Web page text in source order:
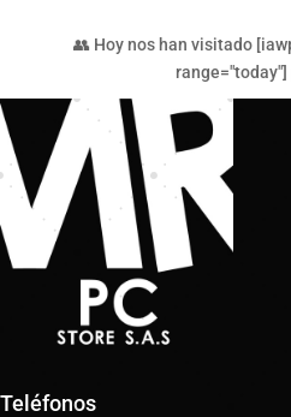
👥 Hoy nos han visitado
Teléfonos